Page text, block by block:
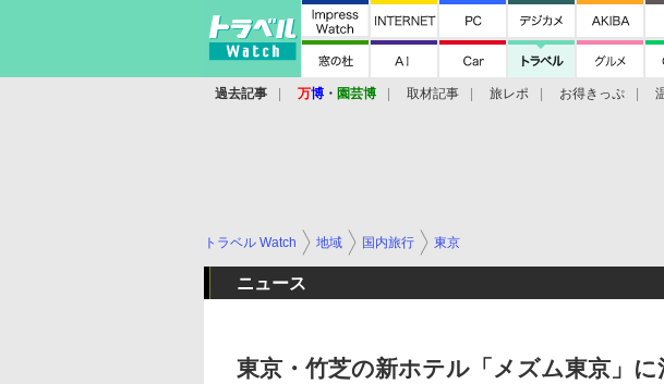
過去記事 万博 ・ 園芸博 取材記事 旅レポ お得きっぷ
トラベル Watch 地域 国内旅行 東京
ニュース
東京・竹芝の新ホテル「メズム東京」